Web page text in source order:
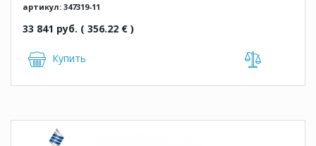
артикул: 347319-11
33 841 руб. ( 356.22 € )
Купить